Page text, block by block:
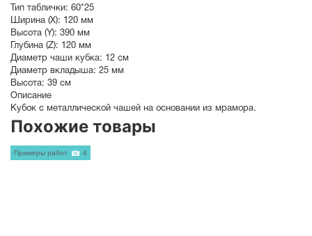
Тип таблички: 60*25
Ширина (X): 120 мм
Высота (Y): 390 мм
Глубина (Z): 120 мм
Диаметр чаши кубка: 12 см
Диаметр вкладыша: 25 мм
Высота: 39 см
Описание
Кубок с металлической чашей на основании из мрамора.
Похожие товары
Примеры работ 4